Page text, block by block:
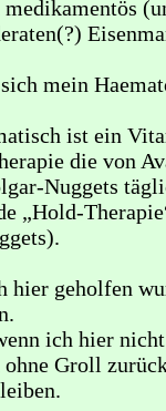
mein
ist ein
die von
Nuggets
„Hold-
hier geholfen
ich hier
ohne Groll